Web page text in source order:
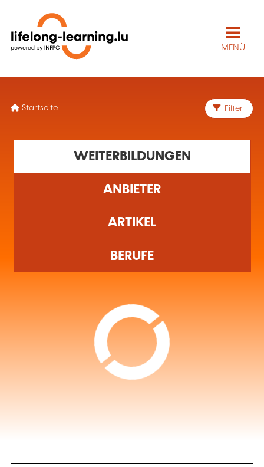
Gesamtqualität–Six Sigma
Lean Manufacturing
AUF ANFRAGE
Qualitätsmanagement